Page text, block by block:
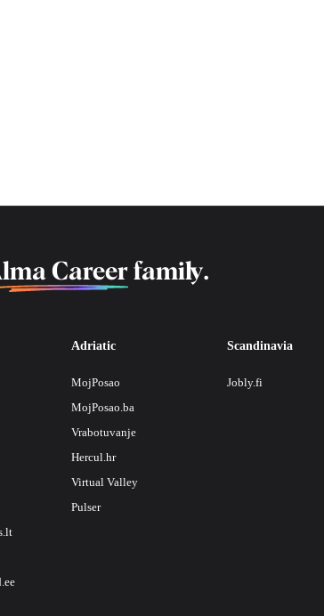
Careerfamily.
Adriatic
MojPosao
MojPosao.ba
Vrabotuvanje
Hercul.hr
Virtual Valley
Pulser
Scandinavia
Jobly.fi